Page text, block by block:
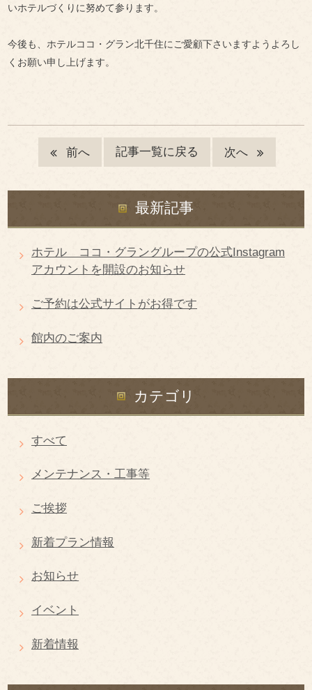
いホテルづくりに努めて参ります。
今後も、ホテルココ・グラン北千住にご愛顧下さいますようよろし
くお願い申し上げます。
前へ 記事一覧に戻る 次へ
最新記事
ホテル ココ・グラングループの公式Instagram
アカウントを開設のお知らせ
ご予約は公式サイトがお得です
館内のご案内
カテゴリ
すべて
メンテナンス・工事等
ご挨拶
新着プラン情報
お知らせ
イベント
新着情報